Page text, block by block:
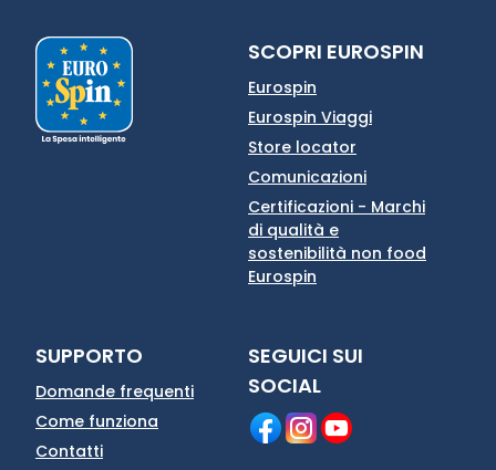
SCOPRI EUROSPIN
Eurospin
Eurospin Viaggi
Store locator
Comunicazioni
Certificazioni - Marchi
di qualità e
sostenibilità non food
Eurospin
SUPPORTO
Domande frequenti
Come funziona
Contatti
SEGUICI SUI
SOCIAL